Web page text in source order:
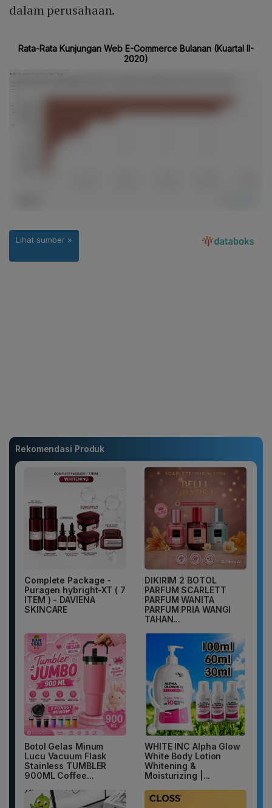
dalam perusahaan.
Rekomendasi Produk
Complete Package -
Puragen hybright-XT ( 7
ITEM ) - DAVIENA
SKINCARE
DIKIRIM 2 BOTOL
PARFUM SCARLETT
PARFUM WANITA
PARFUM PRIA WANGI
TAHAN...
Botol Gelas Minum
Lucu Vacuum Flask
Stainless TUMBLER
900ML Coffee...
WHITE INC Alpha Glow
White Body Lotion
Whitening &
Moisturizing |...